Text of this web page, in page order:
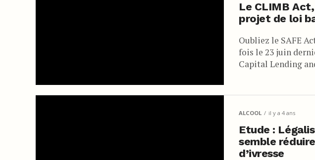
Le CLIMB
projet de loi
Oubliez le SAFE
fois le 23 juin
Capital Lending
ALCOOL il y a 4 ans
Etude :
semble
d’ivresse